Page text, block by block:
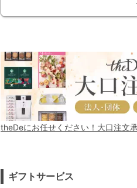
theDeにお任せください！大口注文
ギフトサービス